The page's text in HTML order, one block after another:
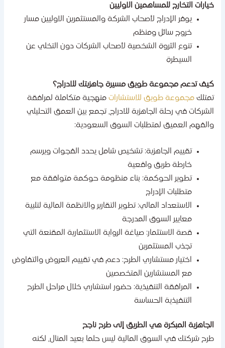
التخارج للمساهمين الاوليين
يوفر الإدراج لأصحاب الشركة والمستثمرين الاوليين مسار
خروج سائل ومنظم
تنوع الثروة الشخصية لأصحاب الشركات دون التخلي عن
السيطرة
تدعم مجموعة طويق مسيرة جاهزيتك للادراج؟
مجموعة طويق للاستشاراتمنهجية متكاملة لمرافقة
في رحلة الجاهزية للادراج، تجمع بين العمق التحليلي
العميق لمتطلبات السوق السعودية:
تقييم الجاهزية: تشخيص شامل يحدد الفجوات ويرسم
خارطة طريق واقعية
تطوير الحوكمة: بناء منظومة حوكمة متوافقة مع
متطلبات الإدراج
الاستعداد المالي: تطوير التقارير والانظمة المالية لتلبية
معايير السوق المدرجة
قصة الاستثمار: صياغة الرواية الاستثمارية المقنعة التي
تجذب المستثمرين
اختيار مستشاري الطرح: دعم في تقييم العروض والتفاوض
مع المستشارين المتخصصين
المرافقة التنفيذية: حضور استشاري خلال مراحل الطرح
التنفيذية الحساسة
المبكرة هي الطريق إلى طرح ناجح
شركتك في السوق المالية ليس حلما بعيد المنال، لكنه